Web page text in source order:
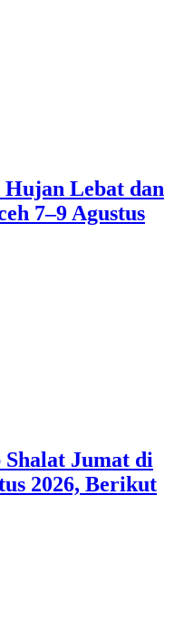
Lebat dan
7–9 Agustus
Jumat di
2026, Berikut